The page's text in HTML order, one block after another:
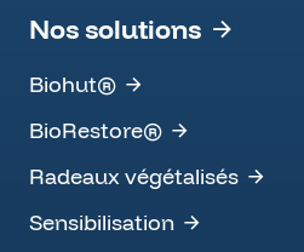
Nos solutions
Biohut®
BioRestore®
Radeaux végétalisés
Sensibilisation